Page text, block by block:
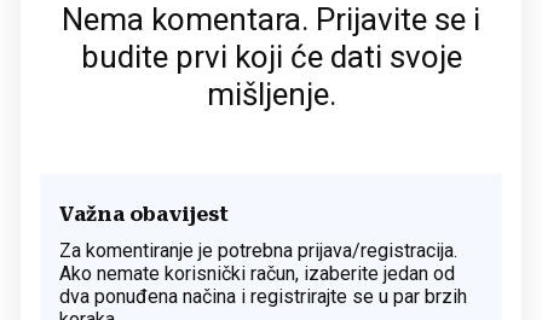
Nema komentara. Prijavite se i
budite prvi koji će dati svoje
mišljenje.
Važna obavijest
Za komentiranje je potrebna prijava/registracija.
Ako nemate korisnički račun, izaberite jedan od
dva ponuđena načina i registrirajte se u par brzih